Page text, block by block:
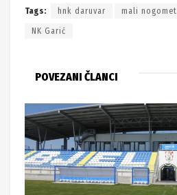
Tags: hnk daruvar mali nogomet
NK Garić
POVEZANI ČLANCI